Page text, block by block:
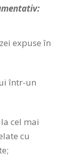
expuse în
într-un
cel mai
cu